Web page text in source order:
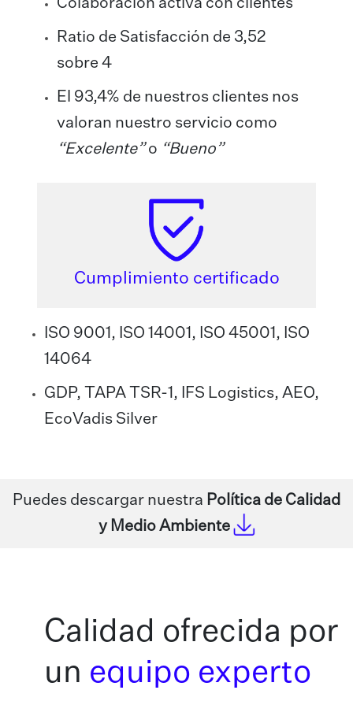
Ratio de Satisfacción de 3,52
sobre 4
El 93,4% de nuestros clientes nos
valoran nuestro servicio como
“Excelente”o “Bueno”
Cumplimiento certificado
ISO 9001, ISO 14001, ISO 45001, ISO
14064
GDP, TAPA TSR-1, IFS Logistics, AEO,
EcoVadis Silver
Puedes descargar nuestra Política de Calidad
y Medio Ambiente
Calidad ofrecida por
un equipo experto